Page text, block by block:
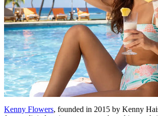
Kenny Flowers, founded in 2015 by Kenny